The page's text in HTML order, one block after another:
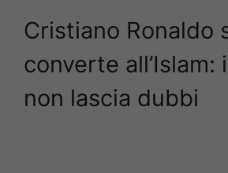
Cristiano Ronaldo
converte all’Islam:
non lascia dubbi